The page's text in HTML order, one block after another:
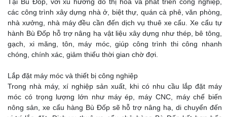
Tại Bù Đốp, với xu hướng đô thị hóa và phát triển công nghiệp,
các công trình xây dựng nhà ở, biệt thự, quán cà phê, văn phòng,
nhà xưởng, nhà máy đều cần đến dịch vụ thuê xe cẩu. Xe cẩu tự
hành Bù Đốp hỗ trợ nâng hạ vật liệu xây dựng như thép, bê tông,
gạch, xi măng, tôn, máy móc, giúp công trình thi công nhanh
chóng, chính xác, giảm thiểu thời gian chờ đợi.
Lắp đặt máy móc và thiết bị công nghiệp
Trong nhà máy, xí nghiệp sản xuất, khi có nhu cầu lắp đặt máy
móc có trọng lượng lớn như máy ép, máy CNC, máy chế biến
nông sản, xe cẩu hàng Bù Đốp sẽ hỗ trợ nâng hạ, di chuyển đến